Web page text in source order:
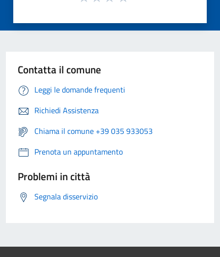
Contatta il comune
Leggi le domande frequenti
Richiedi Assistenza
Chiama il comune +39 035 933053
Prenota un appuntamento
Problemi in città
Segnala disservizio